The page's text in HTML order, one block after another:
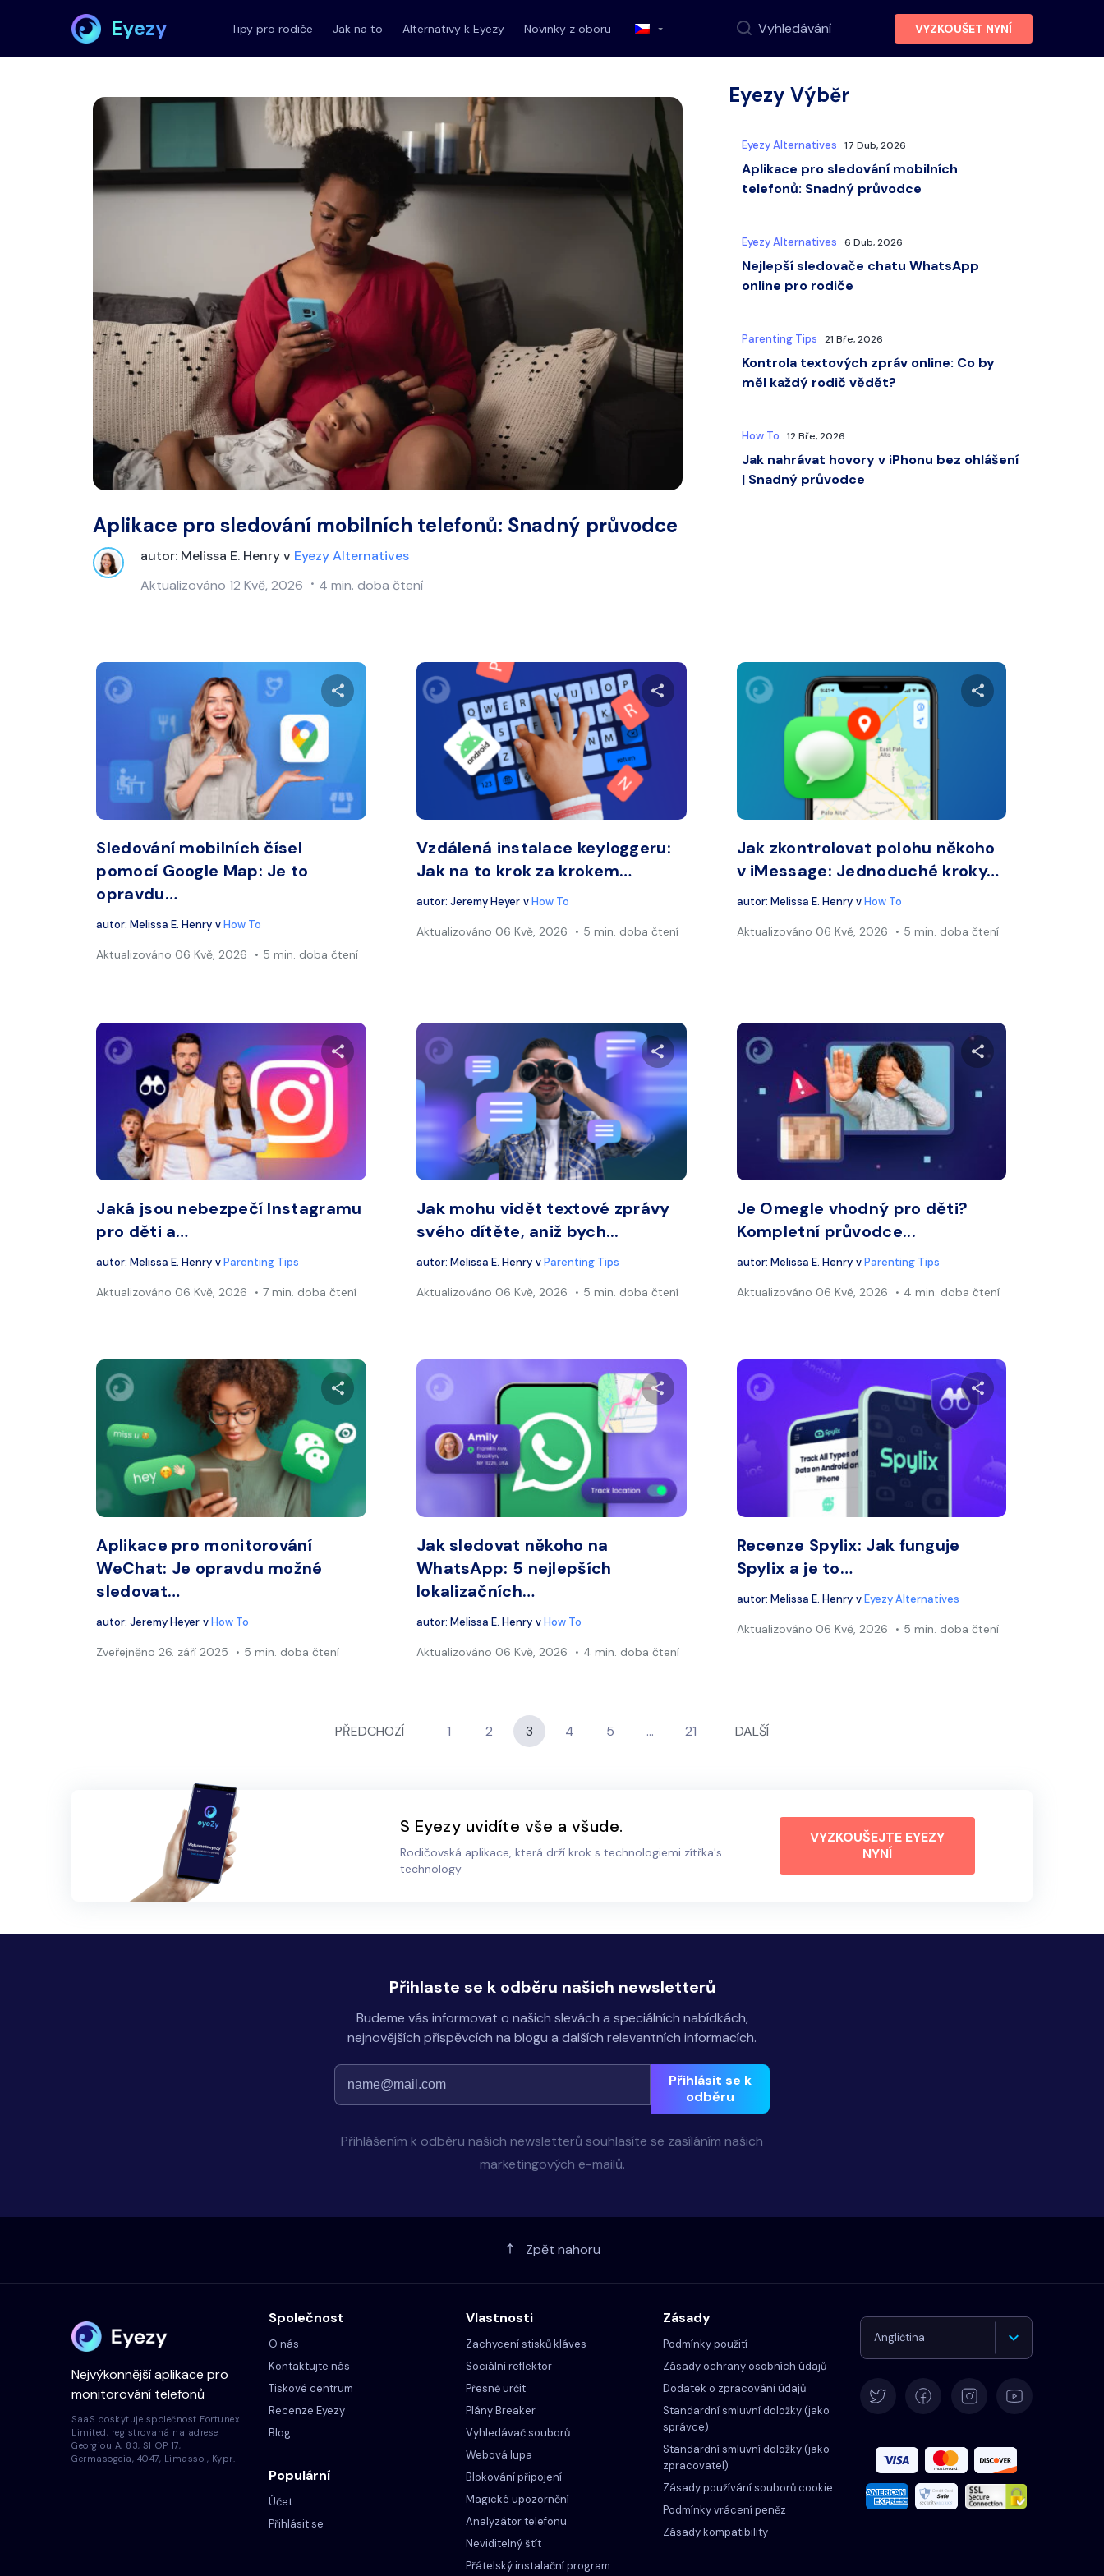
Eyezy Tipy pro rodiče Jak na to Alternativy k Eyezy Novinky z oboru Vyhledávání VYZKOUŠET NYNÍ
Aplikace pro sledování mobilních telefonů: Snadný průvodce
autor: Melissa E. Henryv Eyezy Alternatives
Aktualizováno 12 Kvě, 2026 4 min. doba čtení
Eyezy Výběr
Eyezy Alternatives 17 Dub, 2026
Aplikace pro sledování mobilních
telefonů: Snadný průvodce
Eyezy Alternatives 6 Dub, 2026
Nejlepší sledovače chatu WhatsApp
online pro rodiče
Parenting Tips 21 Bře, 2026
Kontrola textových zpráv online: Co by
měl každý rodič vědět?
How To 12 Bře, 2026
Jak nahrávat hovory v iPhonu bez ohlášení
| Snadný průvodce
Sdílet tento článek
Twitter Kopírovat odkaz
Sledování mobilních čísel
pomocí Google Map: Je to
opravdu…
autor:Melissa E. Henry vHow To
Aktualizováno 06 Kvě, 2026 5 min. doba čtení
Sdílet tento článek
Kopírovat odkaz
Vzdálená instalace keyloggeru:
Jak na to krok za krokem…
autor: Jeremy Heyer vHow To
Aktualizováno 06 Kvě, 2026 5 min. doba čtení
Jak zkontrolovat polohu někoho
v iMessage: Jednoduché kroky…
autor: Melissa E. Henry vHow To
Aktualizováno 06 Kvě, 2026 5 min. doba čtení
Sdílet tento článek
Twitter Facebook Kopírovat odkaz
Jaká jsou nebezpečí Instagramu
pro děti a…
autor:Melissa E. Henry vParenting Tips
Aktualizováno 06 Kvě, 2026 7 min. doba čtení
Sdílet tento článek
Kopírovat odkaz
Jak mohu vidět textové zprávy
svého dítěte, aniž bych...
autor: Melissa E. Henry vParenting Tips
Aktualizováno 06 Kvě, 2026 5 min. doba čtení
Sdílet tento
Je Omegle vhodný pro děti?
Kompletní průvodce...
autor: Melissa E. Henry vParenting Tips
Aktualizováno 06 Kvě, 2026 4 min. doba čtení
Sdílet tento článek
Aplikace pro monitorování
WeChat: Je opravdu možné
sledovat…
autor:Jeremy Heyer vHow To
Zveřejněno 26. září 2025 5 min. doba čtení
Sdílet tento článek
Twitter Kopírovat odkaz
Jak sledovat někoho na
WhatsApp: 5 nejlepších
lokalizačních…
autor: Melissa E. Henry vHow To
Aktualizováno 06 Kvě, 2026 4 min. doba čtení
Recenze Spylix: Jak funguje
Spylix a je to…
autor: Melissa E. Henry vEyezy Alternatives
Aktualizováno 06 Kvě, 2026 5 min. doba čtení
PŘEDCHOZÍ 1 2 3 4 5 … 21 DALŠÍ
S Eyezy uvidíte vše a všude.
Rodičovská aplikace, která drží krok s technologiemi zítřka's
technology
VYZKOUŠEJTE EYEZY
NYNÍ
Přihlaste se k odběru našich newsletterů
Budeme vás informovat o našich slevách a speciálních nabídkách,
nejnovějších příspěvcích na blogu a dalších relevantních informacích.
Přihlásit se k
odběru
Přihlášením k odběru našich newsletterů souhlasíte se zasíláním našich
marketingových e-mailů.
Zpět nahoru
Nejvýkonnější aplikace pro
monitorování telefonů
SaaS poskytuje společnost Fortunex
Limited, registrovaná na adrese
Georgiou A, 83, SHOP 17,
Germasogeia, 4047, Limassol, Kypr.
Společnost
O nás
Kontaktujte nás
Tiskové centrum
Recenze Eyezy
Blog
Populární
Účet
Přihlásit se
Vlastnosti
Zachycení stisků kláves
Sociální reflektor
Přesně určit
Plány Breaker
Vyhledávač souborů
Webová lupa
Blokování připojení
Magické upozornění
Analyzátor telefonu
Neviditelný štít
Přátelský instalační program
Zásady
Podmínky použití
Zásady ochrany osobních údajů
Dodatek o zpracování údajů
Standardní smluvní doložky (jako
správce)
Standardní smluvní doložky (jako
zpracovatel)
Zásady používání souborů cookie
Podmínky vrácení peněz
Zásady kompatibility
Angličtina
Francouzština